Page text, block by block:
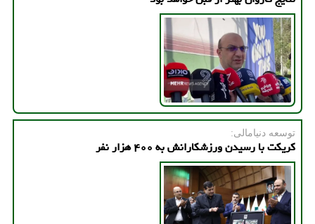
توسعه دنیامالی:
کریکت با رسیدن ورزشکارانش به ۴۰۰ هزار نفر